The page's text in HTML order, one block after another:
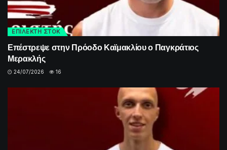
ΕΠΙΛΕΚΤΗ ΣΤΟΚ
Επέστρεψε στην Πρόοδο Καϊμακλίου ο Παγκράτιος
Μερακλής
24/07/2026 16